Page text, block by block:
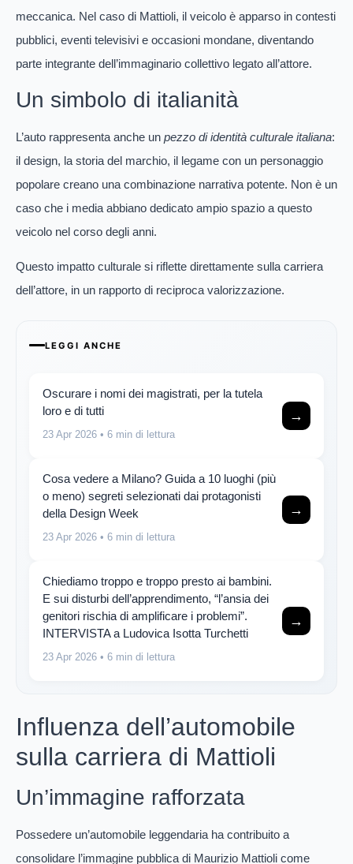
meccanica. Nel caso di Mattioli, il veicolo è apparso in contesti
pubblici, eventi televisivi e occasioni mondane, diventando
parte integrante dell’immaginario collettivo legato all’attore.
Un simbolo di italianità
L’auto rappresenta anche un pezzo di identità culturale italiana:
il design, la storia del marchio, il legame con un personaggio
popolare creano una combinazione narrativa potente. Non è un
caso che i media abbiano dedicato ampio spazio a questo
veicolo nel corso degli anni.
Questo impatto culturale si riflette direttamente sulla carriera
dell’attore, in un rapporto di reciproca valorizzazione.
LEGGI ANCHE
Oscurare i nomi dei magistrati, per la tutela
loro e di tutti
23 Apr 2026 • 6 min di lettura
→
Cosa vedere a Milano? Guida a 10 luoghi (più
o meno) segreti selezionati dai protagonisti
della Design Week
23 Apr 2026 • 6 min di lettura
→
Chiediamo troppo e troppo presto ai bambini.
E sui disturbi dell’apprendimento, “l’ansia dei
genitori rischia di amplificare i problemi”.
INTERVISTA a Ludovica Isotta Turchetti
23 Apr 2026 • 6 min di lettura
→
Influenza dell’automobile
sulla carriera di Mattioli
Un’immagine rafforzata
Possedere un’automobile leggendaria ha contribuito a
consolidare l’immagine pubblica di Maurizio Mattioli come